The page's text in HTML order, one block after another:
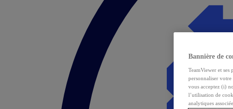
Bannière de
TeamViewer et
personnaliser
vous acceptez (i)
l’utilisation de
analytiques